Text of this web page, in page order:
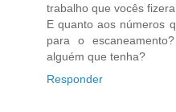
trabalho que vocês
E quanto aos números
para o
alguém que tenha?
Responder